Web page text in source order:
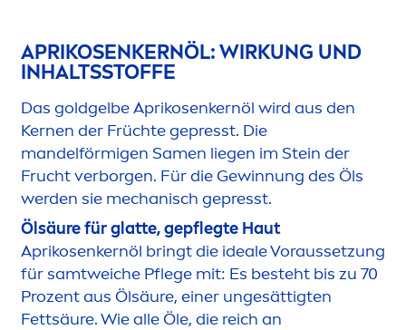
APRIKOSENKERNÖL: WIRKUNG UND
INHALTSSTOFFE
Das goldgelbe Aprikosenkernöl wird aus den
Kernen der Früchte gepresst. Die
mandelförmigen Samen liegen im Stein der
Frucht verborgen. Für die Gewinnung des Öls
werden sie mechanisch gepresst.
Ölsäure für glatte, gepflegte Haut
Aprikosenkernöl bringt die ideale Voraussetzung
für samtweiche Pflege mit: Es besteht bis zu 70
Prozent aus Ölsäure, einer ungesättigten
Fettsäure. Wie alle Öle, die reich an